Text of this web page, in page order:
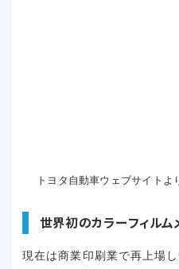
トヨタ自動車ウェブサイトよ
世界初のカラーフィルム
現在は商業印刷業で再上場